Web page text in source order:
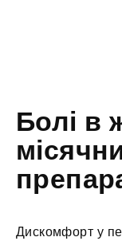
Болі в
Дискомфорт у